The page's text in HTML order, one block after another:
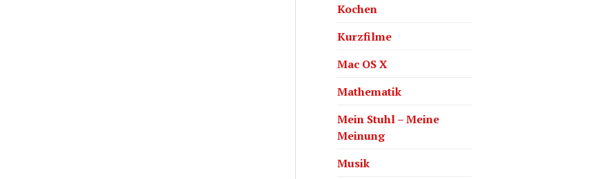
Kochen
Kurzfilme
Mac OS X
Mathematik
Mein Stuhl – Meine
Meinung
Musik